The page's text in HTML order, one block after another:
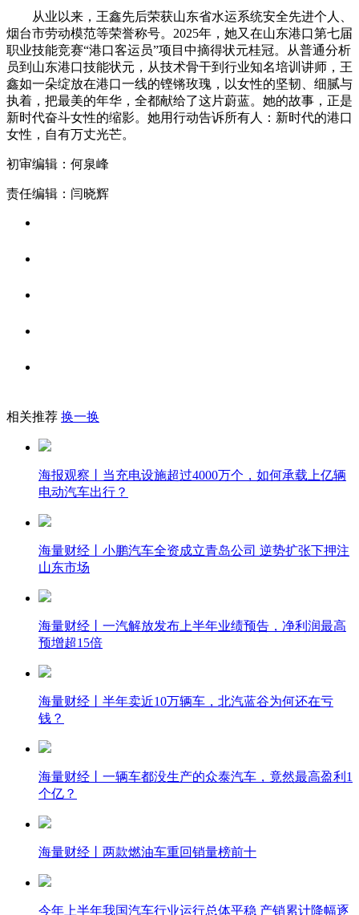
从业以来，王鑫先后荣获山东省水运系统安全先进个人、
烟台市劳动模范等荣誉称号。2025年，她又在山东港口第七届
职业技能竞赛“港口客运员”项目中摘得状元桂冠。从普通分析
员到山东港口技能状元，从技术骨干到行业知名培训讲师，王
鑫如一朵绽放在港口一线的铿锵玫瑰，以女性的坚韧、细腻与
执着，把最美的年华，全都献给了这片蔚蓝。她的故事，正是
新时代奋斗女性的缩影。她用行动告诉所有人：新时代的港口
女性，自有万丈光芒。
初审编辑：何泉峰
责任编辑：闫晓辉
相关推荐 换一换
海报观察丨当充电设施超过4000万个，如何承载上亿辆
电动汽车出行？
海量财经丨小鹏汽车全资成立青岛公司 逆势扩张下押注
山东市场
海量财经丨一汽解放发布上半年业绩预告，净利润最高
预增超15倍
海量财经丨半年卖近10万辆车，北汽蓝谷为何还在亏
钱？
海量财经丨一辆车都没生产的众泰汽车，竟然最高盈利1
个亿？
海量财经丨两款燃油车重回销量榜前十
今年上半年我国汽车行业运行总体平稳 产销累计降幅逐